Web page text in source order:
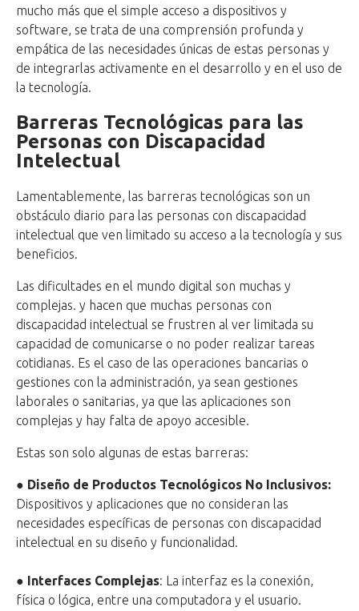
mucho más que el simple acceso a dispositivos y
software, se trata de una comprensión profunda y
empática de las necesidades únicas de estas personas y
de integrarlas activamente en el desarrollo y en el uso de
la tecnología.
Barreras Tecnológicas para las
Personas con Discapacidad
Intelectual
Lamentablemente, las barreras tecnológicas son un
obstáculo diario para las personas con discapacidad
intelectual que ven limitado su acceso a la tecnología y sus
beneficios.
Las dificultades en el mundo digital son muchas y
complejas. y hacen que muchas personas con
discapacidad intelectual se frustren al ver limitada su
capacidad de comunicarse o no poder realizar tareas
cotidianas. Es el caso de las operaciones bancarias o
gestiones con la administración, ya sean gestiones
laborales o sanitarias, ya que las aplicaciones son
complejas y hay falta de apoyo accesible.
Estas son solo algunas de estas barreras:
● Diseño de Productos Tecnológicos No Inclusivos:
Dispositivos y aplicaciones que no consideran las
necesidades específicas de personas con discapacidad
intelectual en su diseño y funcionalidad.
● Interfaces Complejas: La interfaz es la conexión,
física o lógica, entre una computadora y el usuario.